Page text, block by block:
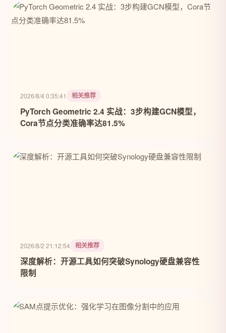
2026/8/4 0:35:41 相关推荐
PyTorch Geometric 2.4 实战：3步构建GCN模型，
Cora节点分类准确率达81.5%
2026/8/2 21:12:54 相关推荐
深度解析：开源工具如何突破Synology硬盘兼容性
限制